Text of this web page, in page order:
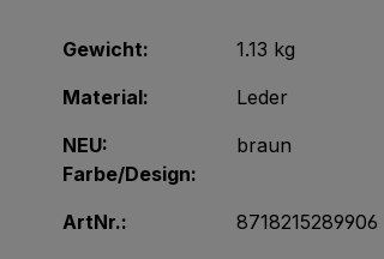
Gewicht:
1.13 kg
Material:
Leder
NEU:
Farbe/Design:
braun
ArtNr.: 8718215289906